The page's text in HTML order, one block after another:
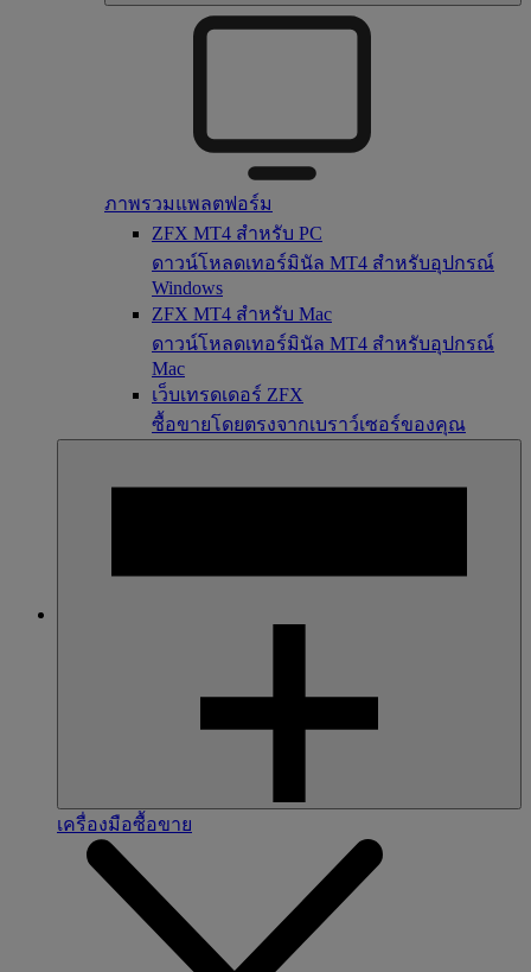
ภาพรวมแพลตฟอร์ม
ZFX MT4 สำหรับ PC
ดาวน์โหลดเทอร์มินัล MT4 สำหรับอุปกรณ์
Windows
ZFX MT4 สำหรับ Mac
ดาวน์โหลดเทอร์มินัล MT4 สำหรับอุปกรณ์
Mac
เว็บเทรดเดอร์ ZFX
ซื้อขายโดยตรงจากเบราว์เซอร์ของคุณ
เครื่องมือซื้อขาย